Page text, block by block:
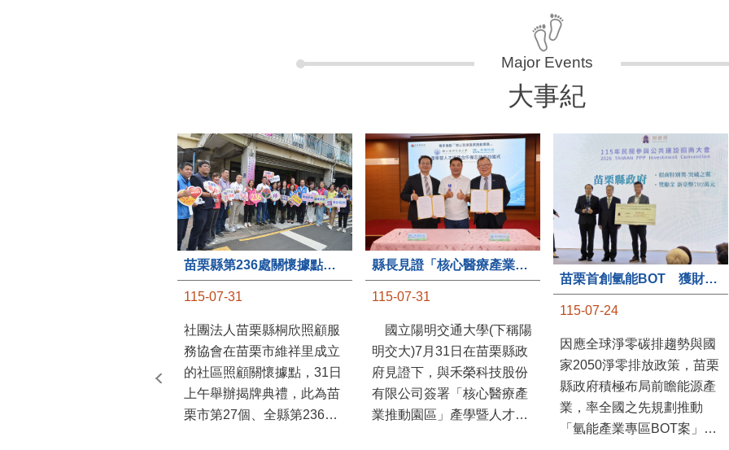
大事紀
苗栗縣第236處關懷據點在苗栗市維祥里揭牌
115-07-31
社團法人苗栗縣桐欣照顧服
務協會在苗栗市維祥里成立
的社區照顧關懷據點，31日
上午舉辦揭牌典禮，此為苗
栗市第27個、全縣第236處
115-07-31
國立陽明交通大學(下稱陽
明交大)7月31日在苗栗縣政
府見證下，與禾榮科技股份
有限公司簽署「核心醫療產
業推動園區」產學暨人才培
苗栗首創氫能BOT 獲財政部「突破之翼」肯定
115-07-24
因應全球淨零碳排趨勢與國
家2050淨零排放政策，苗栗
縣政府積極布局前瞻能源產
業，率全國之先規劃推動
「氫能產業專區BOT案」，